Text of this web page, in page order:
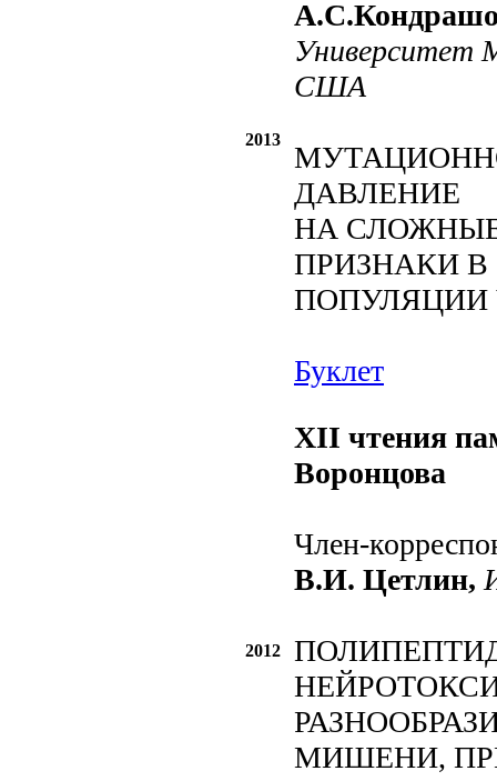
2013
Университет
США
ДАВЛЕНИЕ
НА
ПРИЗНАКИ В
ПОПУЛЯЦИИ
Буклет
2012
XII чтения
Воронцова
Член-
В.И. Цетлин,
МИШЕНИ,